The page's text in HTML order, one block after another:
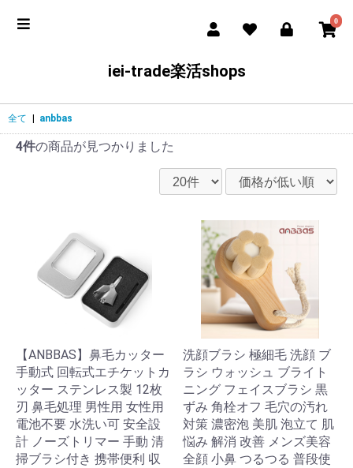
0
iei-trade楽活shops
全て anbbas
4件の商品が見つかりました
【ANBBAS】鼻毛カッター
手動式 回転式エチケットカ
ッター ステンレス製 12枚
刃 鼻毛処理 男性用 女性用
電池不要 水洗い可 安全設
計 ノーズトリマー 手動 清
掃ブラシ付き 携帯便利 収
洗顔ブラシ 極細毛 洗顔 ブ
ラシ ウォッシュ ブライト
ニング フェイスブラシ 黒
ずみ 角栓オフ 毛穴の汚れ
対策 濃密泡 美肌 泡立て 肌
悩み 解消 改善 メンズ美容
全顔 小鼻 つるつる 普段使